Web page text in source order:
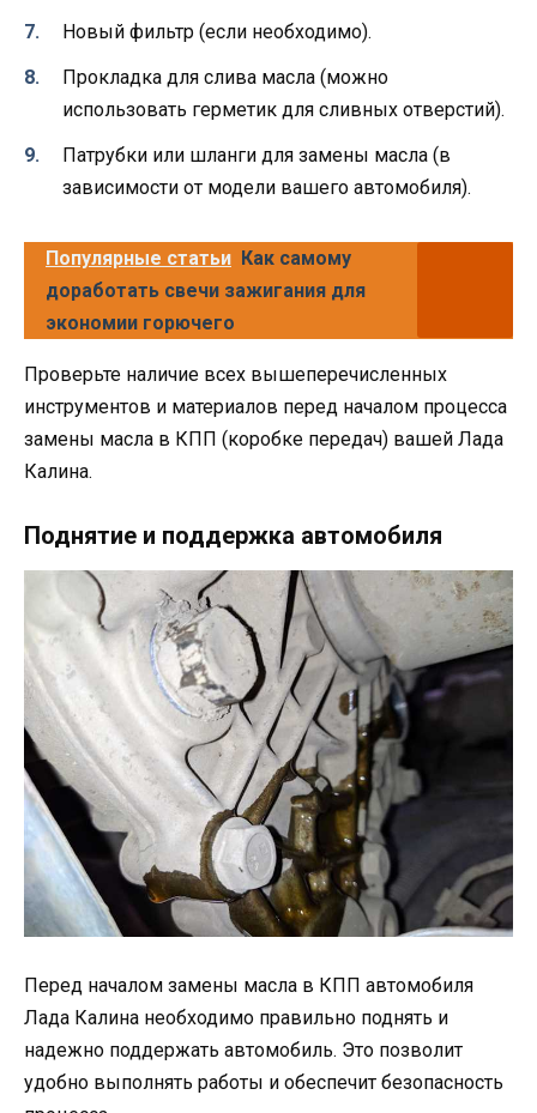
Новый фильтр (если необходимо).
Прокладка для слива масла (можно
использовать герметик для сливных отверстий).
Патрубки или шланги для замены масла (в
зависимости от модели вашего автомобиля).
Популярные статьи Как самому
доработать свечи зажигания для
экономии горючего
Проверьте наличие всех вышеперечисленных
инструментов и материалов перед началом процесса
замены масла в КПП (коробке передач) вашей Лада
Калина.
Поднятие и поддержка автомобиля
Перед началом замены масла в КПП автомобиля
Лада Калина необходимо правильно поднять и
надежно поддержать автомобиль. Это позволит
удобно выполнять работы и обеспечит безопасность